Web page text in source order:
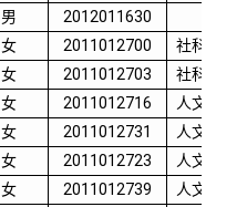
男 2012011630
女 2011012700
社科学院
女 2011012703
社科学院
女 2011012716
人文学院
女 2011012731
人文学院
女 2011012723
人文学院
女 2011012739
人文学院